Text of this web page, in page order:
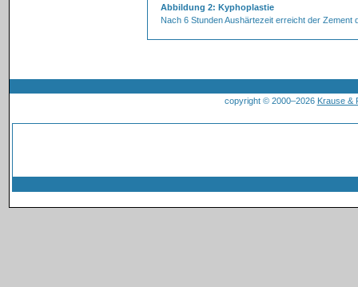
Abbildung 2: Kyphoplastie
Nach 6 Stunden Aushärtezeit erreicht der Zement
copyright © 2000–2026 Krause &